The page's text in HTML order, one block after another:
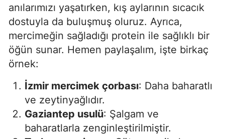
anılarımızı yaşatırken, kış aylarının sıcacık
dostuyla da buluşmuş oluruz. Ayrıca,
mercimeğin sağladığı protein ile sağlıklı bir
öğün sunar. Hemen paylaşalım, işte birkaç
örnek:
İzmir mercimek çorbası: Daha baharatlı
ve zeytinyağlıdır.
Gaziantep usulü: Şalgam ve
baharatlarla zenginleştirilmiştir.